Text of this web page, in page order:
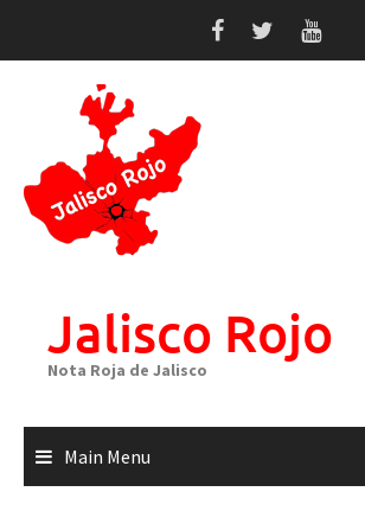
Jalisco Rojo
Nota Roja de Jalisco
Main Menu